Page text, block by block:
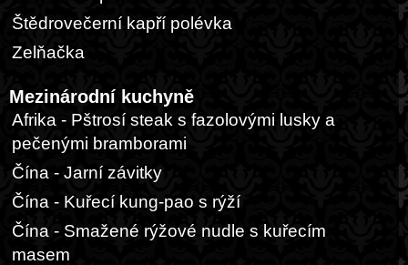
Štědrovečerní kapří polévka
Zelňačka
Mezinárodní kuchyně
Afrika - Pštrosí steak s fazolovými lusky a
pečenými bramborami
Čína - Jarní závitky
Čína - Kuřecí kung-pao s rýží
Čína - Smažené rýžové nudle s kuřecím
masem